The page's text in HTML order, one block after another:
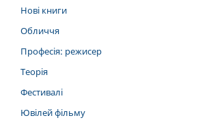
Нові книги
Обличчя
Професія: режисер
Теорія
Фестивалі
Ювілей фільму